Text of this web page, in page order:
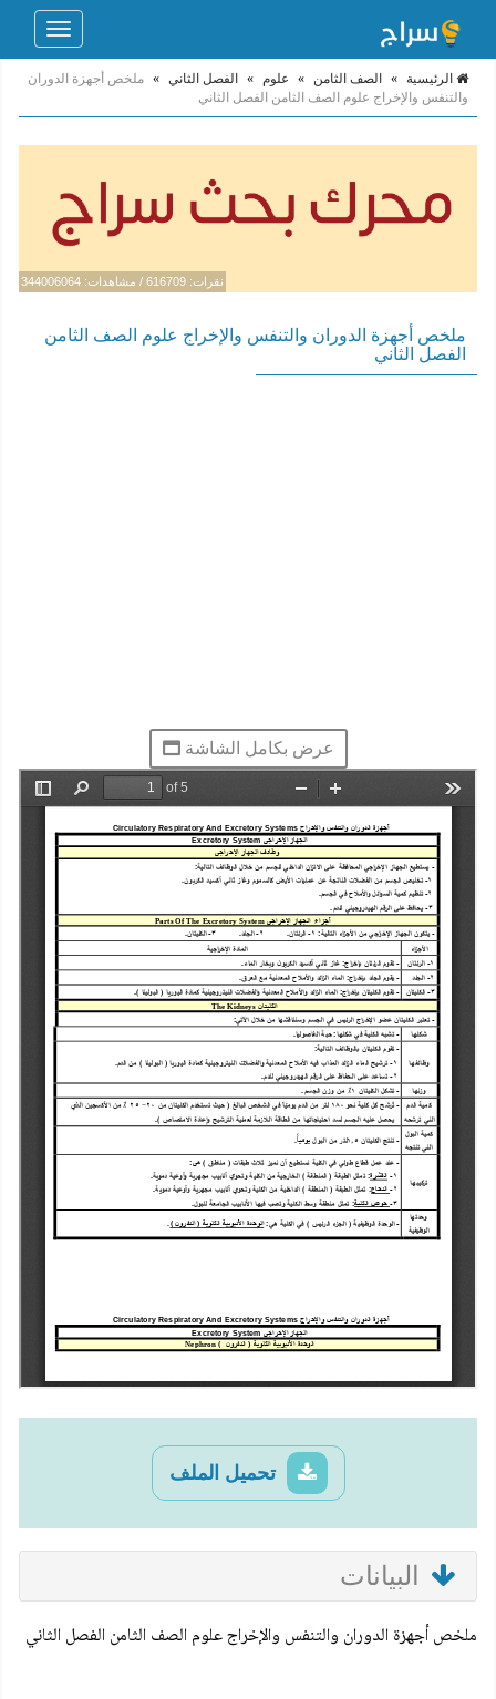
Toggle
الرئيسية » الصف الثامن » علوم » الفصل الثاني » ملخص أجهزة الدوران
والتنفس والإخراج علوم الصف الثامن الفصل الثاني
نقرات: 616709 / مشاهدات: 344006064
ملخص أجهزة الدوران والتنفس والإخراج علوم الصف الثامن
الفصل الثاني
عرض بكامل الشاشة
تحميل الملف
البيانات
ملخص أجهزة الدوران والتنفس والإخراج علوم الصف الثامن الفصل الثاني